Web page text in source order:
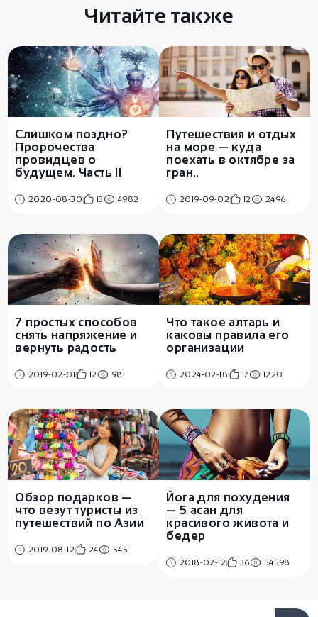
Читайте также
Слишком поздно?
Пророчества
провидцев о
будущем. Часть II
2020-08-30 13 4982
Путешествия и отдых
на море — куда
поехать в октябре за
гран..
2019-09-02 12 2496
7 простых способов
снять напряжение и
вернуть радость
2019-02-01 12 981
Что такое алтарь и
каковы правила его
организации
2024-02-18 17 1220
Обзор подарков —
что везут туристы из
путешествий по Азии
2019-08-12 24 545
Йога для похудения
— 5 асан для
красивого живота и
бедер
2018-02-12 36 54598